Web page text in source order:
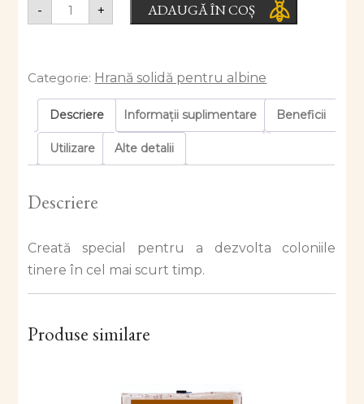
- + ADAUGĂ ÎN COȘ
Categorie: Hrană solidă pentru albine
Descriere Informații suplimentare Beneficii
Utilizare Alte detalii
Descriere
Creată special pentru a dezvolta coloniile
tinere în cel mai scurt timp.
Produse similare